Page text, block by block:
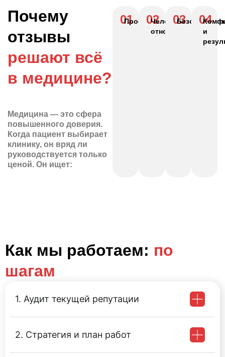
Почему
отзывы
решают всё
в медицине?
Медицина — это сфера
повышенного доверия.
Когда пациент выбирает
клинику, он вряд ли
руководствуется только
ценой. Он ищет:
01
Профессионализм
02
Человеческое
отношение
03 04
и
Как мы работаем: по
шагам
1. Аудит текущей репутации
2. Стратегия и план работ